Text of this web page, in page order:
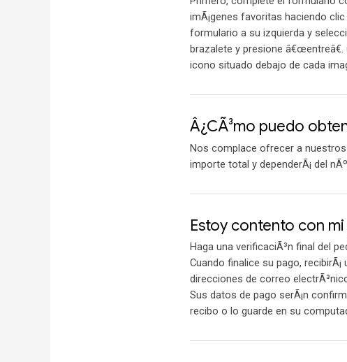
imÃ¡genes favoritas haciendo
formulario a su izquierda y
brazalete y presione
icono situado debajo de cada
Â¿CÃ³mo puedo
Nos complace ofrecer a nuestros
importe total y dependerÃ¡ del
Estoy contento con
Haga una verificaciÃ³n final del
Cuando finalice su pago,
direcciones de correo
Sus datos de pago serÃ¡n
recibo o lo guarde en su